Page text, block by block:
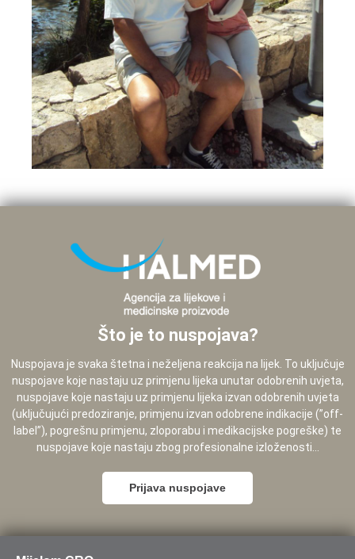
Što je to nuspojava?
Nuspojava je svaka štetna i neželjena reakcija na lijek. To uključuje
nuspojave koje nastaju uz primjenu lijeka unutar odobrenih uvjeta,
nuspojave koje nastaju uz primjenu lijeka izvan odobrenih uvjeta
(uključujući predoziranje, primjenu izvan odobrene indikacije (”off-
label”), pogrešnu primjenu, zloporabu i medikacijske pogreške) te
nuspojave koje nastaju zbog profesionalne izloženosti...
Prijava nuspojave